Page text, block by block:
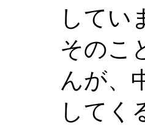
してい
そのこ
んが、
してく